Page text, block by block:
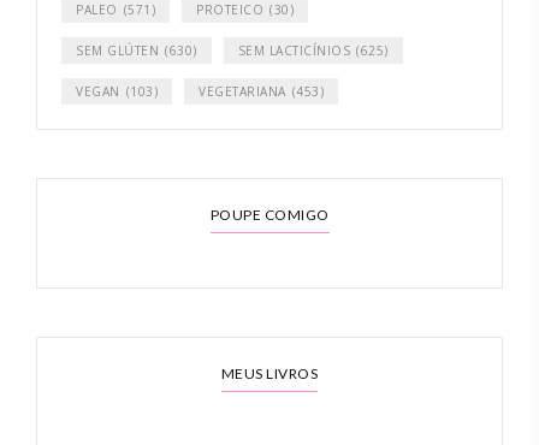
PALEO (571) PROTEICO (30)
SEM GLÚTEN (630) SEM LACTICÍNIOS (625)
VEGAN (103) VEGETARIANA (453)
POUPE COMIGO
MEUS LIVROS